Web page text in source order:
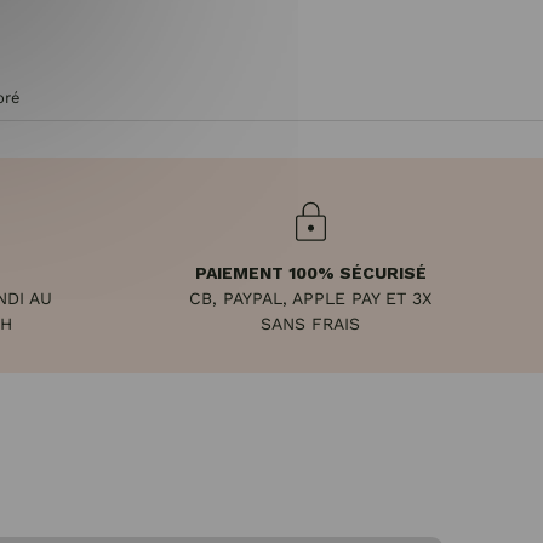
AU
PAIEMENT 100% SÉCURISÉ
CB, PAYPAL, APPLE PAY ET 3X
SANS FRAIS